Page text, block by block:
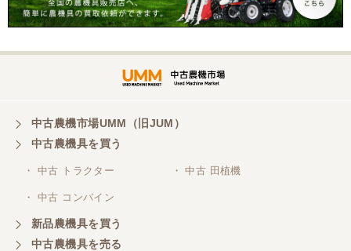
中古農機市場UMM（旧JUM）
中古農機具を買う
・ 中古 トラクター ・ 中古 田植機
・ 中古 コンバイン
新品農機具を買う
中古農機具を売る